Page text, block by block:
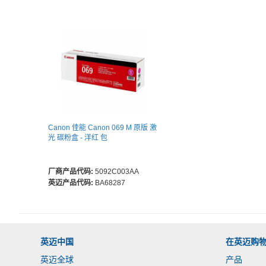
Canon 佳能 Canon 069 M 原版 激
光 碳粉盒 - 洋红 包
厂商产品代码: 5092C003AA
英迈产品代码: BA68287
英迈中国
英迈全球
在英迈购
产品